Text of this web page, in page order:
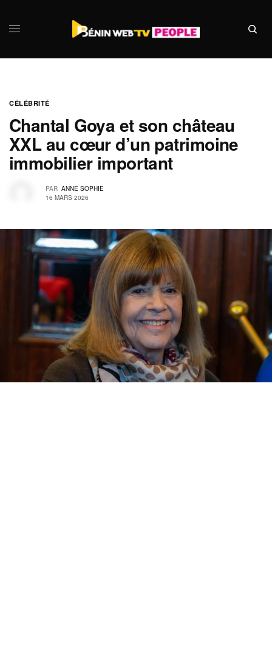
CÉLÉBRITÉ
Chantal Goya et son château
XXL au cœur d’un patrimoine
immobilier important
PAR ANNE SOPHIE
16 MARS 2026